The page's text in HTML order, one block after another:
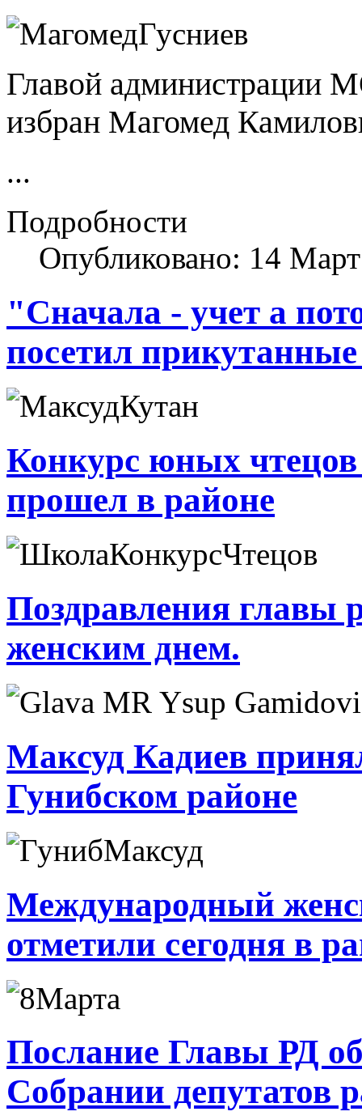
Главой администрации
избран Магомед
...
Подробности
Опубликовано: 14
"Сначала - учет а
посетил
Конкурс юных
прошел в районе
Поздравления главы
женским днем.
Максуд Кадиев
Гунибском районе
Международный
отметили сегодня в
Послание Главы РД
Собрании депутатов